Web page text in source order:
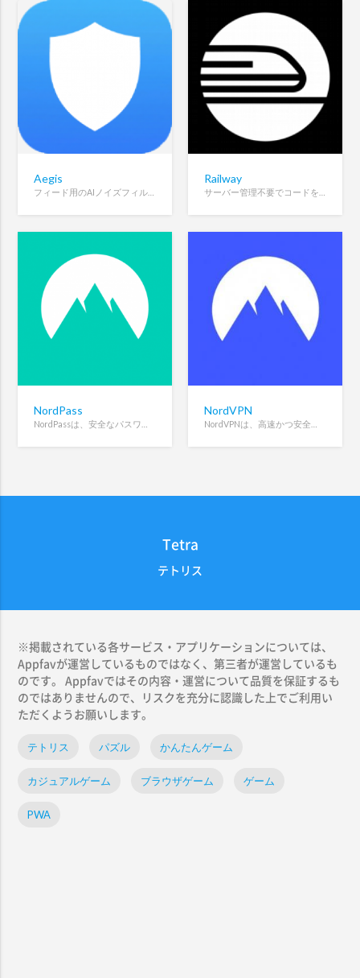
Aegis Railway
NordPass NordVPN
Tetra
テトリス
※掲載されている各サービス・アプリケーションについては、
Appfavが運営しているものではなく、第三者が運営しているも
のです。 Appfavではその内容・運営について品質を保証するも
のではありませんので、リスクを充分に認識した上でご利用い
ただくようお願いします。
テトリス パズル かんたんゲーム
カジュアルゲーム ブラウザゲーム ゲーム
PWA